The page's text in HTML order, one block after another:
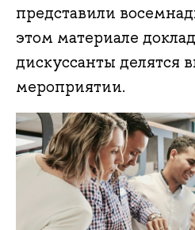
представили
этом материале
дискуссанты делятся
мероприятии.